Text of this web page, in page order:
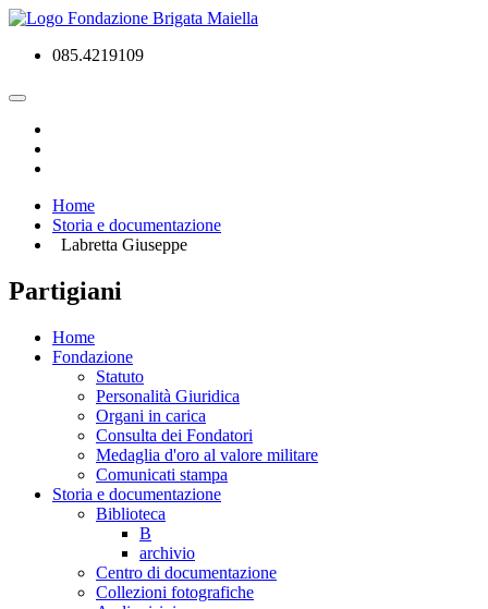
085.4219109
Home
Storia e documentazione
Labretta Giuseppe
Partigiani
Home
Fondazione
Statuto
Personalità Giuridica
Organi in carica
Consulta dei Fondatori
Medaglia d'oro al valore militare
Comunicati stampa
Storia e documentazione
Biblioteca
B
archivio
Centro di documentazione
Collezioni fotografiche